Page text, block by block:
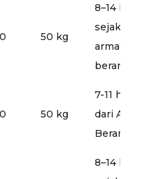
50 kg
8–14 hari
sejak
armada
50 kg
7-11 hari
dari
8–14 hari